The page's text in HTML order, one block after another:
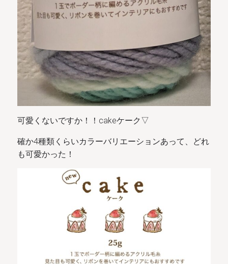
可愛くないですか！！cakeケーク▽
確か4種類くらいカラーバリエーションあって、どれ
も可愛かった！